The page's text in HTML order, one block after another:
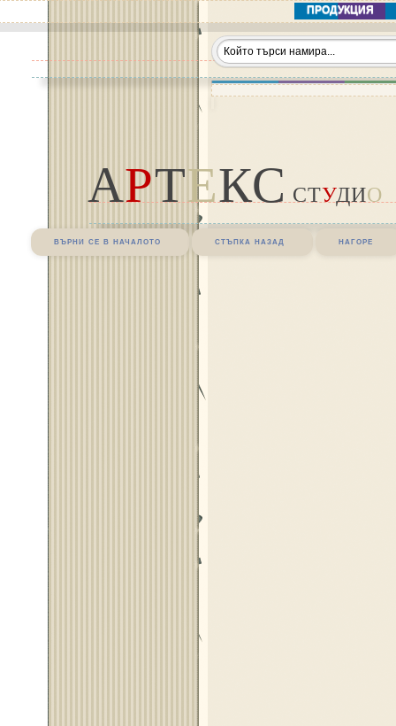
ПРОДУКЦИЯ
АРТЕКС СТУДИО
върни се в началото стъпка назад нагоре